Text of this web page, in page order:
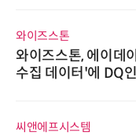
와이즈스톤
와이즈스톤, 에이데
수집 데이터'에 DQ
씨앤에프시스템